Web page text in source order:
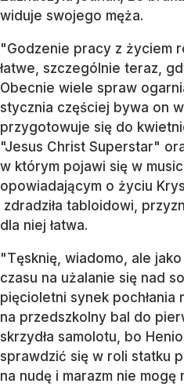
widuje swojego męża.
"Godzenie pracy z życiem
łatwe, szczególnie teraz,
Obecnie wiele spraw
stycznia częściej bywa on
przygotowuje się do
"Jesus Christ Superstar"
w którym pojawi się w
opowiadającym o życiu
zdradziła tabloidowi,
dla niej łatwa.
"Tęsknię, wiadomo, ale
czasu na użalanie się nad
pięcioletni synek pochłania
na przedszkolny bal do
skrzydła samolotu, bo
sprawdzić się w roli statku
na nudę i marazm nie